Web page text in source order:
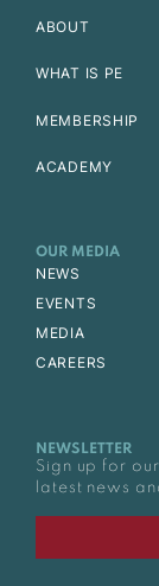
ABOUT
WHAT IS PE
MEMBERSHIP
ACADEMY
OUR MEDIA
NEWS
EVENTS
MEDIA
CAREERS
NEWSLETTER
Sign up for
latest news